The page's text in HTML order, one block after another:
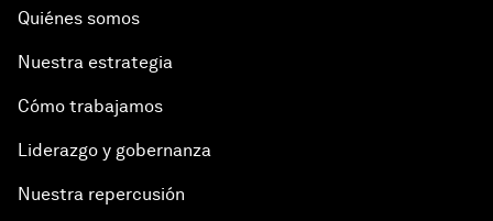
Quiénes somos
Nuestra estrategia
Cómo trabajamos
Liderazgo y gobernanza
Nuestra repercusión